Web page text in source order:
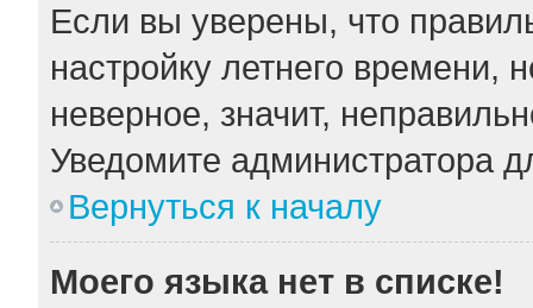
Если вы уверены, что
настройку летнего времени,
неверное, значит,
Уведомите администратора
Вернуться к началу
Моего языка нет в списке!